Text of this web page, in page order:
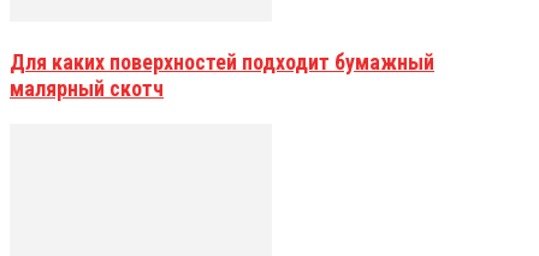
Для каких поверхностей подходит бумажный
малярный скотч